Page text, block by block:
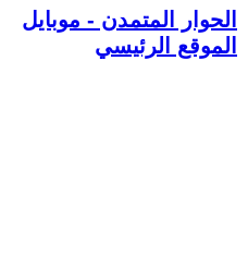
الحوار المتمدن - موبايل
الموقع الرئيسي